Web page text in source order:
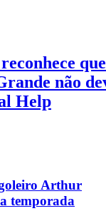
que
não
Help
Arthur
temporada